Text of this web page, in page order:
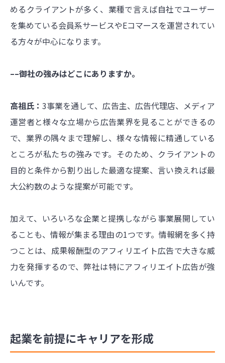
めるクライアントが多く、業種で言えば自社でユーザー
を集めている会員系サービスやEコマースを運営されてい
る方々が中心になります。
––御社の強みはどこにありますか。
高祖氏：3事業を通して、広告主、広告代理店、メディア
運営者と様々な立場から広告業界を見ることができるの
で、業界の隅々まで理解し、様々な情報に精通している
ところが私たちの強みです。そのため、クライアントの
目的と条件から割り出した最適な提案、言い換えれば最
大公約数のような提案が可能です。
加えて、いろいろな企業と提携しながら事業展開してい
ることも、情報が集まる理由の1つです。情報網を多く持
つことは、成果報酬型のアフィリエイト広告で大きな威
力を発揮するので、弊社は特にアフィリエイト広告が強
いんです。
起業を前提にキャリアを形成